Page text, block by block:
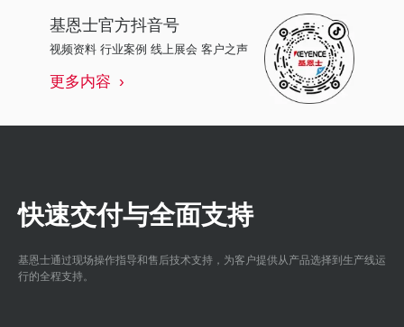
基恩士官方抖音号
视频资料 行业案例 线上展会 客户之声
更多内容
快速交付与全面支持
基恩士通过现场操作指导和售后技术支持，为客户提供从产品选择到生产线运
行的全程支持。